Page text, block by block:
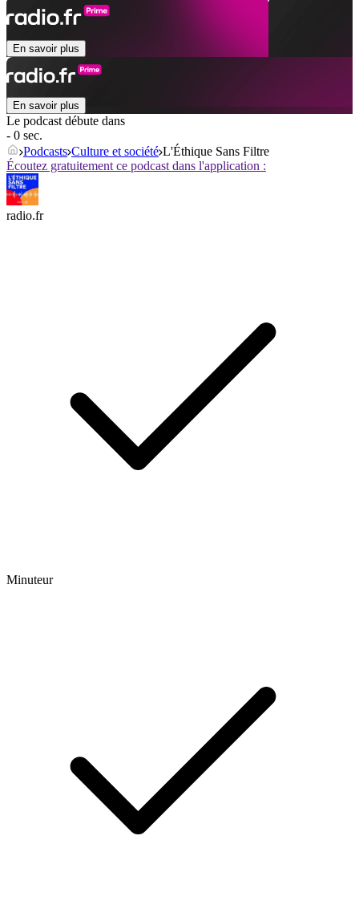
En savoir plus
En savoir plus
Le podcast débute dans
- 0 sec.
Podcasts Culture et société L'Éthique Sans Filtre
Écoutez gratuitement ce podcast dans l'application :
radio.fr
Minuteur